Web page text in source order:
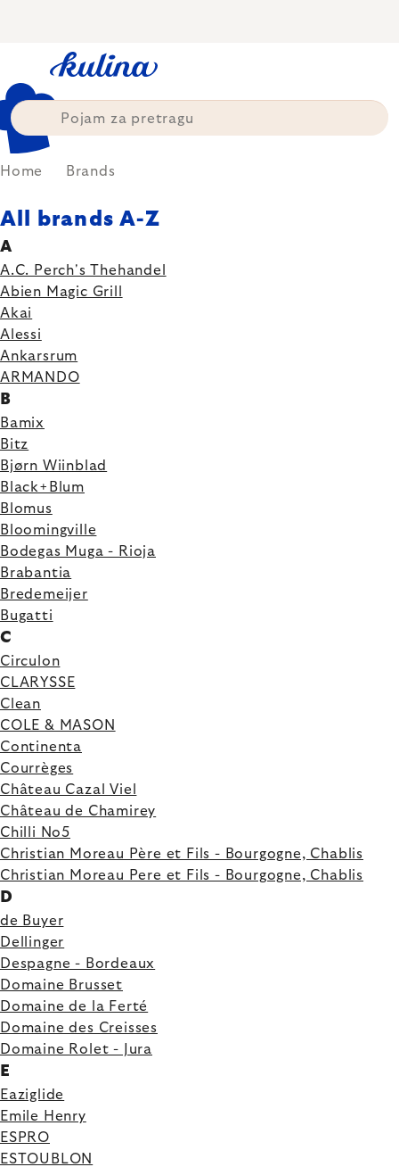
Home Brands
All brands A-Z
A
A.C. Perch's Thehandel
Abien Magic Grill
Akai
Alessi
Ankarsrum
ARMANDO
B
Bamix
Bitz
Bjørn Wiinblad
Black+Blum
Blomus
Bloomingville
Bodegas Muga - Rioja
Brabantia
Bredemeijer
Bugatti
C
Circulon
CLARYSSE
Clean
COLE & MASON
Continenta
Courrèges
Château Cazal Viel
Château de Chamirey
Chilli No5
Christian Moreau Père et Fils - Bourgogne, Chablis
Christian Moreau Pere et Fils - Bourgogne, Chablis
D
de Buyer
Dellinger
Despagne - Bordeaux
Domaine Brusset
Domaine de la Ferté
Domaine des Creisses
Domaine Rolet - Jura
E
Eaziglide
Emile Henry
ESPRO
ESTOUBLON